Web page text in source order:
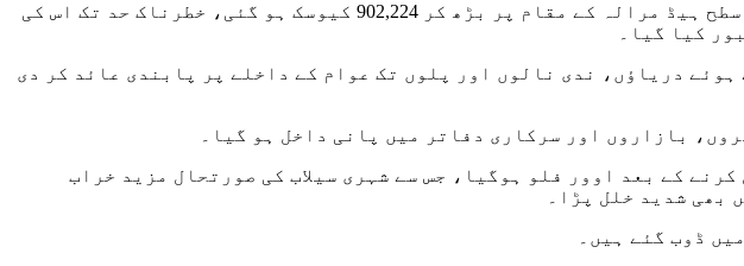
سیالکوٹ میں موسلا دھار بارش نے چند گھنٹوں میں شہر کو مفلوج کر دیا۔ چناب کے پانی کی سطح ہیڈ مرالہ کے مقام پر بڑھ کر 902,224 کیوسک ہو گئی، خطرناک حد تک اس کی
نے ضلع بھر میں ایمرجنسی کا اعلان کر دیا جبکہ دفعہ 144 نافذ کرتے ہوئے دریاؤں، ندی نالوں اور پلوں تک عوام کے داخلے پر پابندی عائد کر دی
حد سے تقریباً دوگنا حاصل کرنے کے بعد اوور فلو ہوگیا، جس سے شہری سیلاب کی صورتحال مزید خراب
بھی شدید خلل پڑا۔
ڈوب گئے ہیں۔